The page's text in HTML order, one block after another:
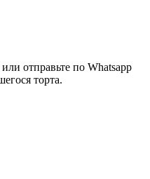
отправьте по Whatsapp
торта.